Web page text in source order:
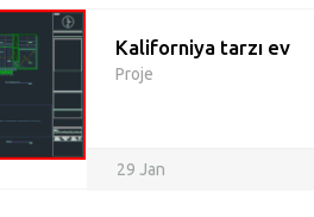
Kaliforniya tarzı ev
Proje
29 Jan